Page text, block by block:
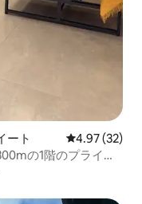
ート レビュー32
4.97 (32)
の1階のプライベ